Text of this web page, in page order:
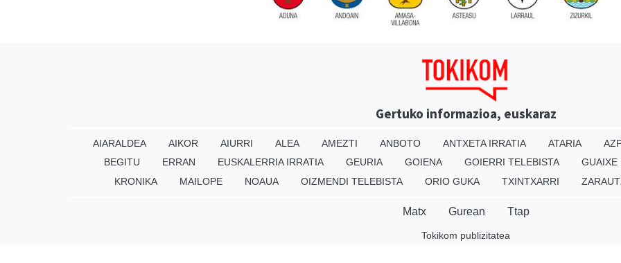
Gertuko informazioa, euskaraz
AIARALDEA AIKOR AIURRI ALEA AMEZTI ANBOTO ANTXETA IRRATIA ATARIA
BEGITU
ERRAN EUSKALERRIA IRRATIA GEURIA GOIENA GOIERRI TELEBISTA GUAIXE
KRONIKA
MAILOPE NOAUA OIZMENDI TELEBISTA ORIO GUKA TXINTXARRI
Matx Gurean Ttap
Tokikom publizitatea